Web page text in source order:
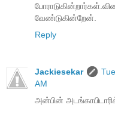
வேண்டுகின்றேன்.
Reply
Jackiesekar
AM
அன்பின்